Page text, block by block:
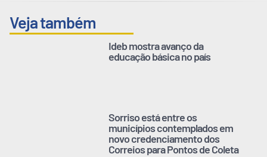
Veja também
Ideb mostra avanço da
educação básica no país
Sorriso está entre os
municípios contemplados em
novo credenciamento dos
Correios para Pontos de Coleta